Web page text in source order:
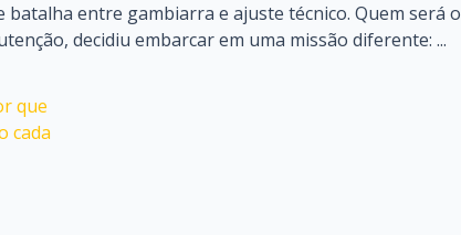
entre gambiarra e ajuste técnico. Quem será o
decidiu embarcar em uma missão diferente: ...